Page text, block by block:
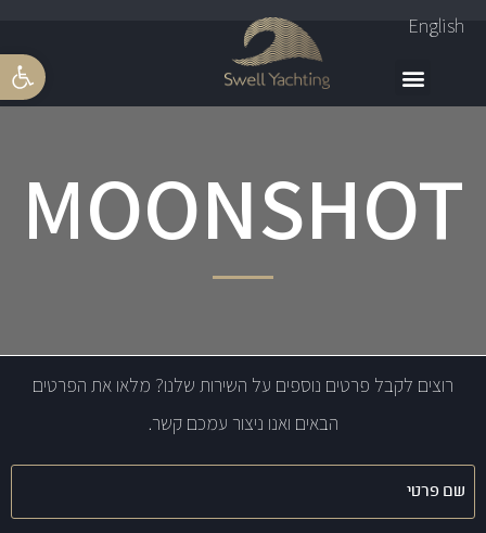
פתח
English
MOONSHOT
רוצים לקבל פרטים נוספים על השירות שלנו? מלאו את הפרטים
הבאים ואנו ניצור עמכם קשר.
שם
פרטי